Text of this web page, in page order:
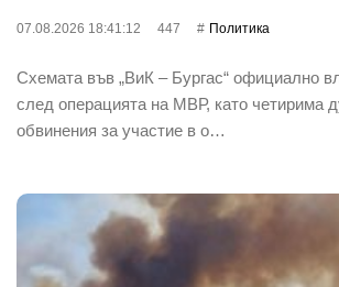
07.08.2026 18:41:12 447 Политика
Схемата във „ВиК – Бургас“ официално
след операцията на МВР, като четирима
обвинения за участие в о…